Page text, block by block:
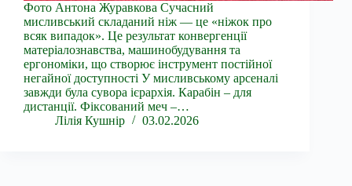
Фото Антона Журавкова Сучасний
мисливський складаний ніж — це «ніжок про
всяк випадок». Це результат конвергенції
матеріалознавства, машинобудування та
ергономіки, що створює інструмент постійної
негайної доступності У мисливському арсеналі
завжди була сувора ієрархія. Карабін – для
дистанції. Фіксований меч –…
Лілія Кушнір
03.02.2026